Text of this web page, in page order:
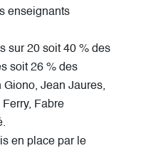
enseignants
sur 20 soit 40 % des
soit 26 % des
Jean Jaures,
Fabre
en place par le